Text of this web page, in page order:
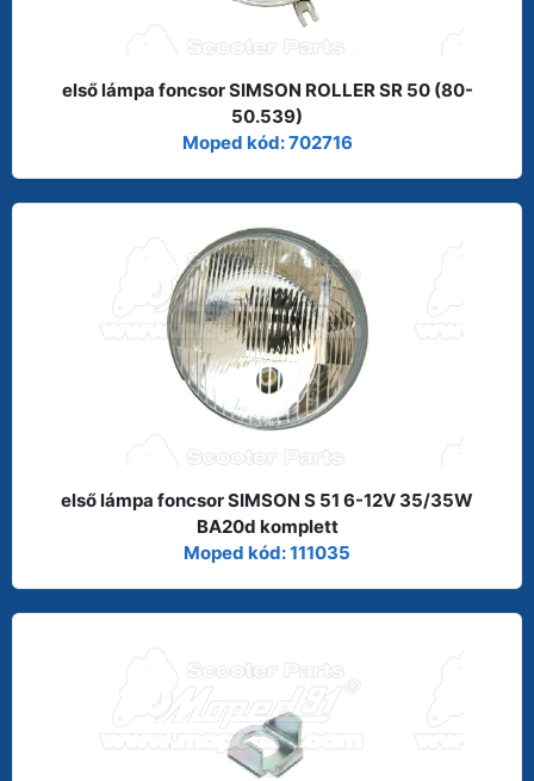
első lámpa foncsor SIMSON ROLLER SR 50 (80-
50.539)
Moped kód: 702716
első lámpa foncsor SIMSON S 51 6-12V 35/35W
BA20d komplett
Moped kód: 111035